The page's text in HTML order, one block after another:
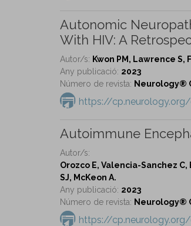
Autonomic
With HIV: A
Autor/s: Kwon PM, Lawrence S,
Any publicació: 2023
Número de revista: Neurology®
https://
Autoimmune
Autor/s:
Orozco E, Valencia-Sanchez
SJ, McKeon A.
Any publicació: 2023
Número de revista: Neurology®
https://